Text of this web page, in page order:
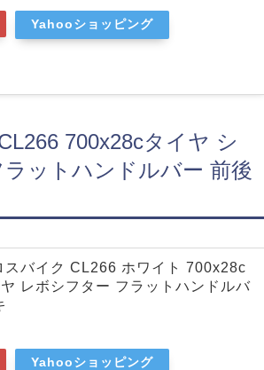
Yahooショッピング
700x28cタイヤ シ
ットハンドルバー 前後
バイク CL266 ホワイト 700x28c
レボシフター フラットハンドルバ
Yahooショッピング